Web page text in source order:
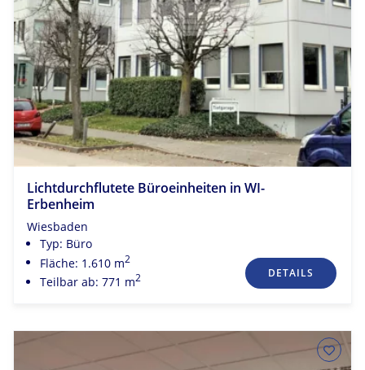
Lichtdurchflutete Büroeinheiten in WI-
Erbenheim
Wiesbaden
Typ: Büro
Fläche: 1.610 m2
Teilbar ab: 771 m2 DETAILS